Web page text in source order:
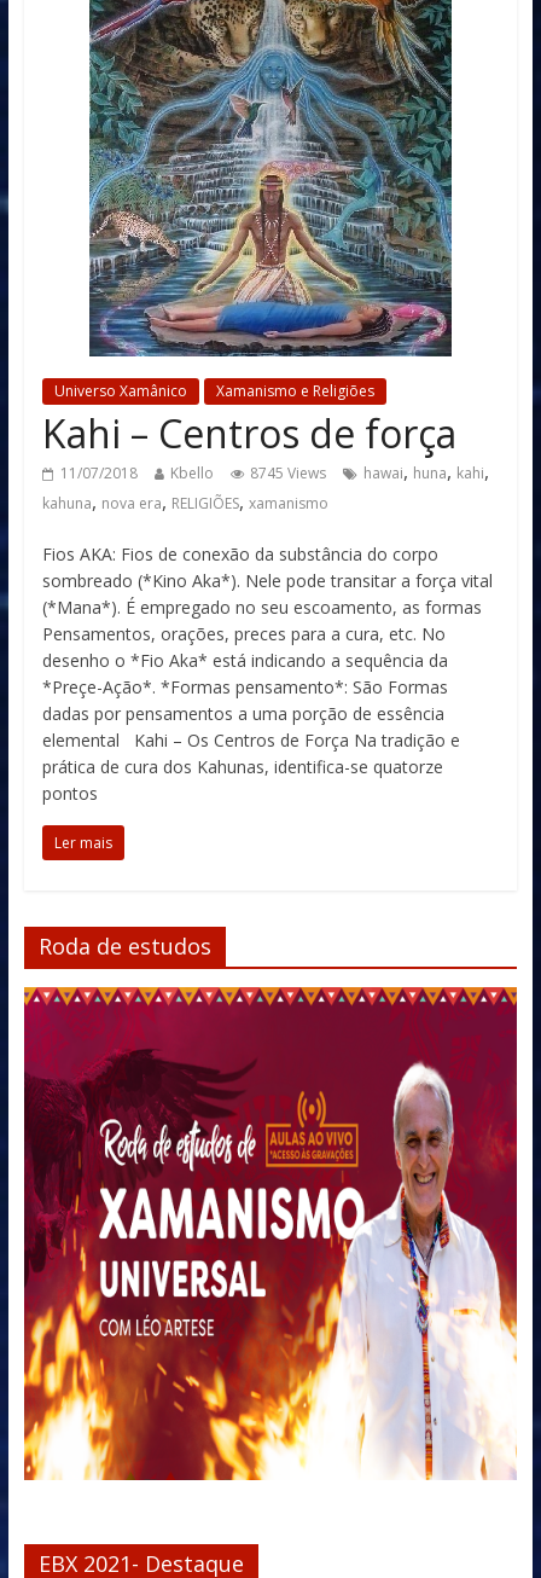
Universo Xamânico Xamanismo e Religiões
Kahi – Centros de força
11/07/2018 Kbello 8745 Views hawai, huna, kahi,
kahuna, nova era, RELIGIÕES, xamanismo
Fios AKA: Fios de conexão da substância do corpo
sombreado (*Kino Aka*). Nele pode transitar a força vital
(*Mana*). É empregado no seu escoamento, as formas
Pensamentos, orações, preces para a cura, etc. No
desenho o *Fio Aka* está indicando a sequência da
*Preçe-Ação*. *Formas pensamento*: São Formas
dadas por pensamentos a uma porção de essência
elemental Kahi – Os Centros de Força Na tradição e
prática de cura dos Kahunas, identifica-se quatorze
pontos
Ler mais
Roda de estudos
EBX 2021- Destaque